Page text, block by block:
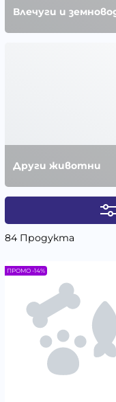
Влечуги и
Други животни
84 Продукта
ПРОМО -14%